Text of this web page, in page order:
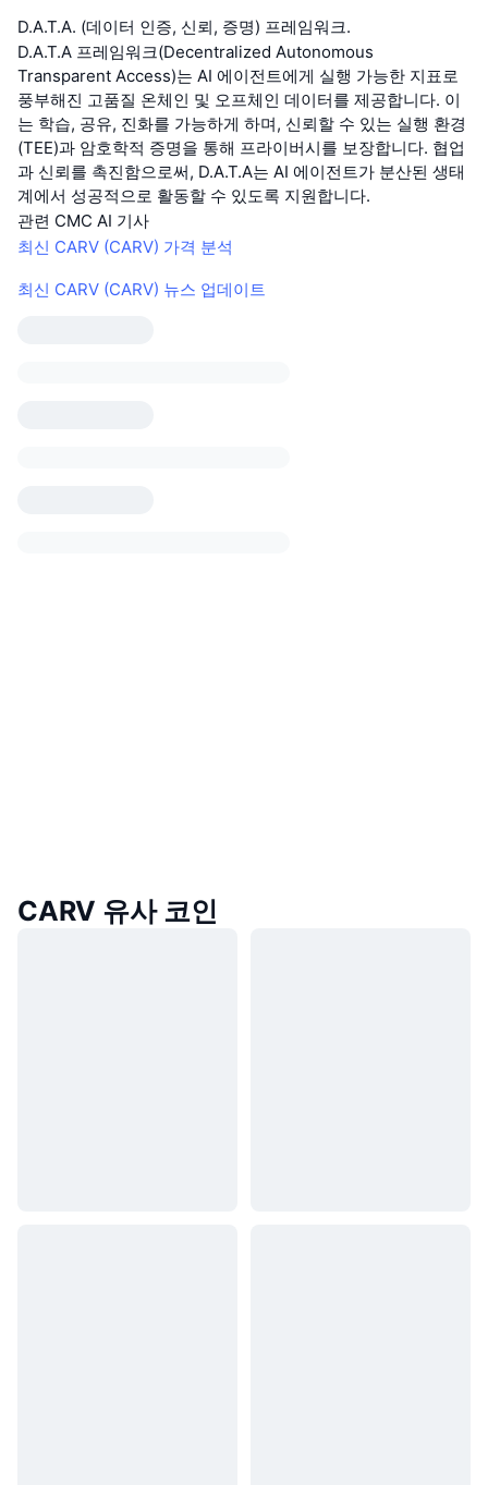
D.A.T.A. (데이터 인증, 신뢰, 증명) 프레임워크.
D.A.T.A 프레임워크(Decentralized Autonomous
Transparent Access)는 AI 에이전트에게 실행 가능한 지표로
풍부해진 고품질 온체인 및 오프체인 데이터를 제공합니다. 이
는 학습, 공유, 진화를 가능하게 하며, 신뢰할 수 있는 실행 환경
(TEE)과 암호학적 증명을 통해 프라이버시를 보장합니다. 협업
과 신뢰를 촉진함으로써, D.A.T.A는 AI 에이전트가 분산된 생태
계에서 성공적으로 활동할 수 있도록 지원합니다.
관련 CMC AI 기사
최신 CARV (CARV) 가격 분석
최신 CARV (CARV) 뉴스 업데이트
CARV 유사 코인